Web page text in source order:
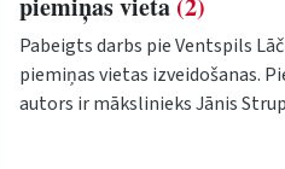
Pabeigts darbs pie Ventspils
piemiņas vietas izveidošanas.
autors ir mākslinieks Jānis